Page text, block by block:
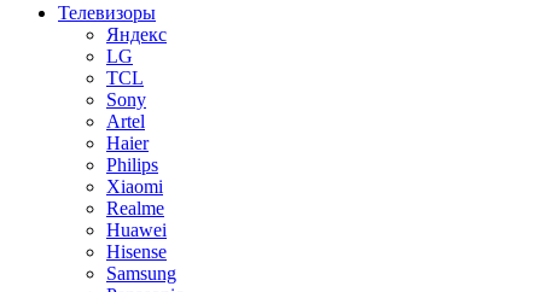
Телевизоры
Яндекс
LG
TCL
Sony
Artel
Haier
Philips
Xiaomi
Realme
Huawei
Hisense
Samsung